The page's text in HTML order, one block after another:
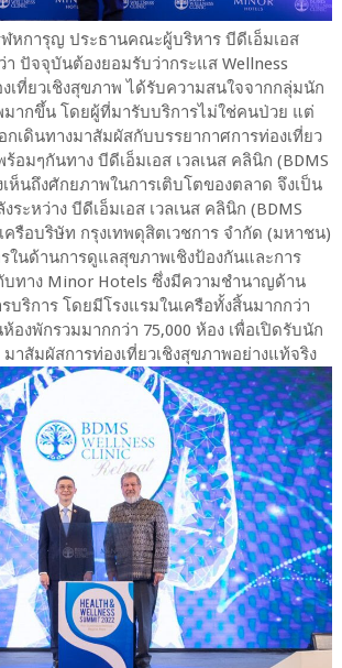
หการุญ ประธานคณะผู้บริหาร บีดีเอ็มเอส
า ปัจจุบันต้องยอมรับว่ากระแส Wellness
เที่ยวเชิงสุขภาพ ได้รับความสนใจจากกลุ่มนัก
มากขึ้น โดยผู้ที่มารับบริการไม่ใช่คนป่วย แต่
กเดินทางมาสัมผัสกับบรรยากาศการท่องเที่ยว
มๆกันทาง บีดีเอ็มเอส เวลเนส คลินิก (BDMS
เห็นถึงศักยภาพในการเติบโตของตลาด จึงเป็น
ระหว่าง บีดีเอ็มเอส เวลเนส คลินิก (BDMS
ครือบริษัท กรุงเทพดุสิตเวชการ จำกัด (มหาชน)
ในด้านการดูแลสุขภาพเชิงป้องกันและการ
ทาง Minor Hotels ซึ่งมีความชำนาญด้าน
บริการ โดยมีโรงแรมในเครือทั้งสิ้นมากกว่า
องพักรวมมากกว่า 75,000 ห้อง เพื่อเปิดรับนัก
าสัมผัสการท่องเที่ยวเชิงสุขภาพอย่างแท้จริง